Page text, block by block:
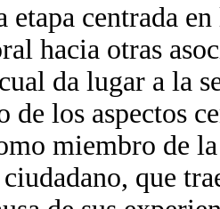
etapa centrada
hacia otras
da lugar a la
de los aspectos
miembro de
que